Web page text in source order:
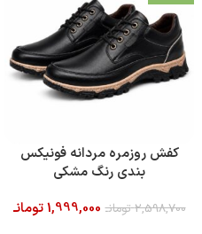
کفش روزمره مردانه فونیکس
بندی رنگ مشکی
2,598,700تومانـ 1,999,000تومانـ